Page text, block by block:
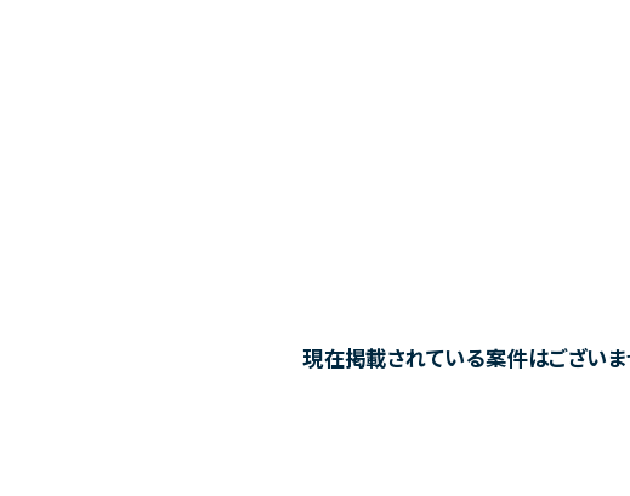
現在掲載されている案件はございま